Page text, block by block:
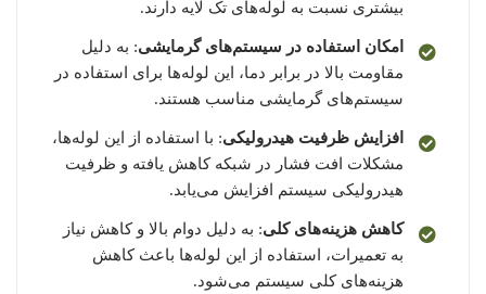
بیشتری نسبت به لوله‌های تک لایه دارند.
امکان استفاده در سیستم‌های گرمایشی: به دلیل
مقاومت بالا در برابر دما، این لوله‌ها برای استفاده در
سیستم‌های گرمایشی مناسب هستند.
افزایش ظرفیت هیدرولیکی: با استفاده از این لوله‌ها،
مشکلات افت فشار در شبکه کاهش یافته و ظرفیت
هیدرولیکی سیستم افزایش می‌یابد.
کاهش هزینه‌های کلی: به دلیل دوام بالا و کاهش نیاز
به تعمیرات، استفاده از این لوله‌ها باعث کاهش
هزینه‌های کلی سیستم می‌شود.